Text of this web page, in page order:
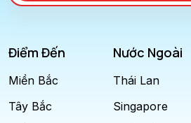
Điểm Đến
Miền Bắc
Tây Bắc
Nước Ngoài
Thái Lan
Singapore